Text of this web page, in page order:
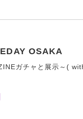
OSAKA
ガチャと展示～(